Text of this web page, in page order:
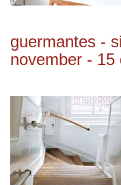
guermantes -
november - 15